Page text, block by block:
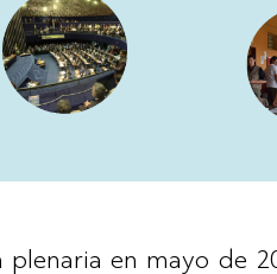
plenaria en mayo de